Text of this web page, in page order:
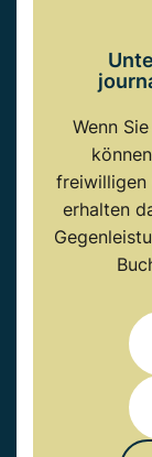
Wenn
freiwilligen
erhalten